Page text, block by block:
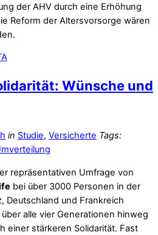
der AHV durch eine Erhöhung
Reform der Altersvorsorge wären
Wünsche und
in Studie, Versicherte Tags:
repräsentativen Umfrage von
bei über 3000 Personen in der
Deutschland und Frankreich
alle vier Generationen hinweg
einer stärkeren Solidarität. Fast